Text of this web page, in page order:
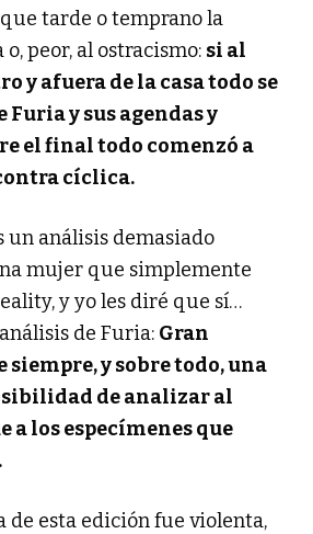
tarde o temprano la
peor, al ostracismo: si al
y afuera de la casa todo se
Furia y sus agendas y
el final todo comenzó a
cíclica.
un análisis demasiado
mujer que simplemente
y yo les diré que sí…
de Furia: Gran
siempre, y sobre todo, una
de analizar al
a los especímenes que
de esta edición fue violenta,